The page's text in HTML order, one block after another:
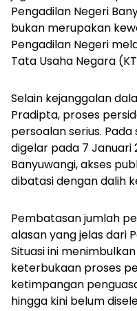
Pengadilan Negeri
bukan merupakan
Pengadilan Negeri
Tata Usaha Negara
Selain kejanggalan
Pradipta, proses
persoalan serius.
digelar pada 7 Januari
Banyuwangi, akses
dibatasi dengan dalih
Pembatasan jumlah
alasan yang jelas dari
Situasi ini
keterbukaan proses
ketimpangan
hingga kini belum